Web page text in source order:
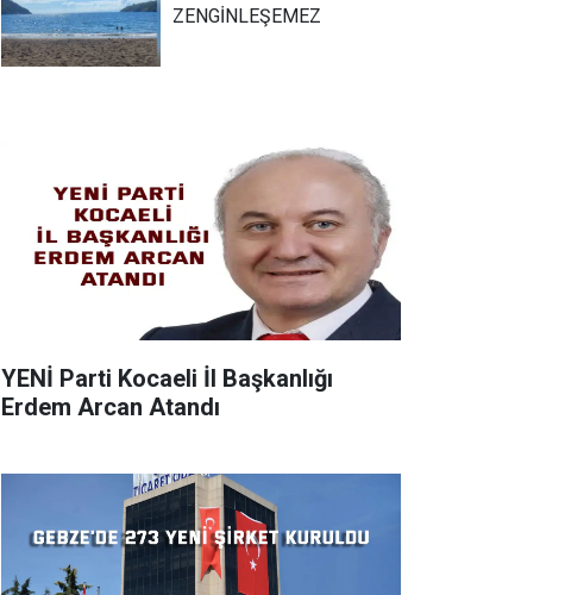
ZENGİNLEŞEMEZ
YENİ Parti Kocaeli İl Başkanlığı
Erdem Arcan Atandı